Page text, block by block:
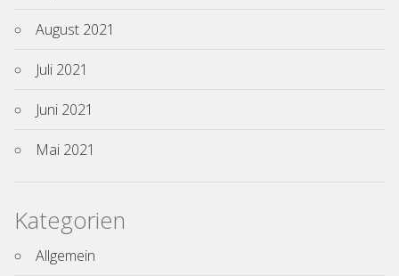
August 2021
Juli 2021
Juni 2021
Mai 2021
Kategorien
Allgemein